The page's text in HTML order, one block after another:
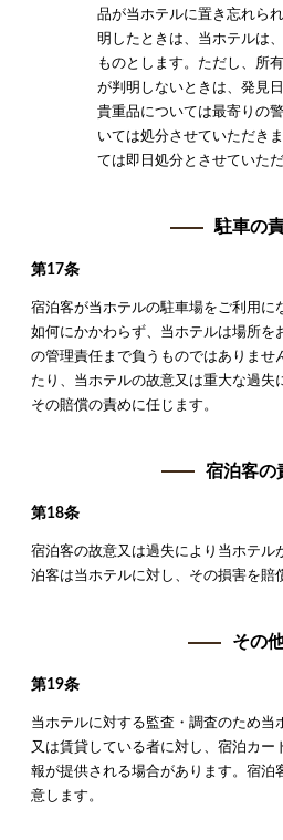
品が当ホテルに置き忘れら
明したときは、当ホテルは
ものとします。ただし、所
が判明しないときは、発見
貴重品については最寄りの
いては処分させていただき
ては即日処分とさせていただ
駐車の
第17条
宿泊客が当ホテルの駐車場をご利用に
如何にかかわらず、当ホテルは場所を
の管理責任まで負うものではありませ
たり、当ホテルの故意又は重大な過失
その賠償の責めに任じます。
宿泊客の
第18条
宿泊客の故意又は過失により当ホテル
泊客は当ホテルに対し、その損害を賠
その
第19条
当ホテルに対する監査・調査のため当
又は賃貸している者に対し、宿泊カ
報が提供される場合があります。宿泊
意します。